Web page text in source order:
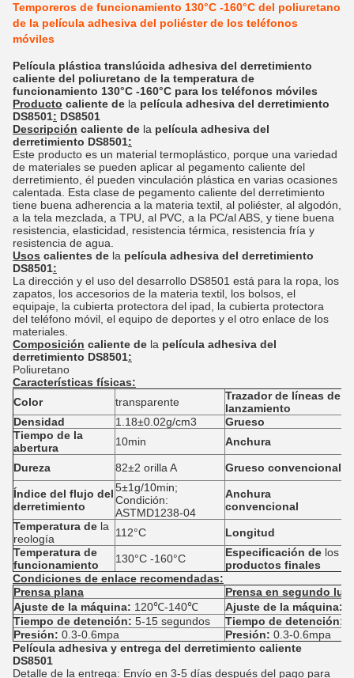
Temporeros de funcionamiento 130°C -160°C del poliuretano
de la película adhesiva del poliéster de los teléfonos
móviles
Película plástica translúcida adhesiva del derretimiento
caliente del poliuretano de la temperatura de
funcionamiento 130°C -160°C para los teléfonos móviles
Producto caliente de la película adhesiva del derretimiento
DS8501: DS8501
Descripción caliente de la película adhesiva del
derretimiento DS8501:
Este producto es un material termoplástico, porque una variedad
de materiales se pueden aplicar al pegamento caliente del
derretimiento, él pueden vinculación plástica en varias ocasiones
calentada. Esta clase de pegamento caliente del derretimiento
tiene buena adherencia a la materia textil, al poliéster, al algodón,
a la tela mezclada, a TPU, al PVC, a la PC/al ABS, y tiene buena
resistencia, elasticidad, resistencia térmica, resistencia fría y
resistencia de agua.
Usos calientes de la película adhesiva del derretimiento
DS8501:
La dirección y el uso del desarrollo DS8501 está para la ropa, los
zapatos, los accesorios de la materia textil, los bolsos, el
equipaje, la cubierta protectora del ipad, la cubierta protectora
del teléfono móvil, el equipo de deportes y el otro enlace de los
materiales.
Composición caliente de la película adhesiva del
derretimiento DS8501:
Poliuretano
Características físicas:
Color
transparente
Trazador de líneas de
lanzamiento
Densidad
1.18±0.02g/cm3 Grueso
Tiempo de la
abertura
10min Anchura
Dureza 82±2 orilla A Grueso convencional
Índice del flujo del
derretimiento
5±1g/10min;
Condición:
ASTMD1238-04
Anchura
convencional
Temperatura de la
reología
112°C Longitud
Temperatura de
funcionamiento
130°C -160°C Especificación de los
productos finales
Condiciones de enlace recomendadas:
Prensa plana
Prensa en segundo
Ajuste de la máquina: 120℃-140℃ Ajuste de la máquina:
Tiempo de detención: 5-15 segundos Tiempo de detención:
Presión: 0.3-0.6mpa Presión: 0.3-0.6mpa
Película adhesiva y entrega del derretimiento caliente
DS8501
Detalle de la entrega: Envío en 3-5 días después del pago para